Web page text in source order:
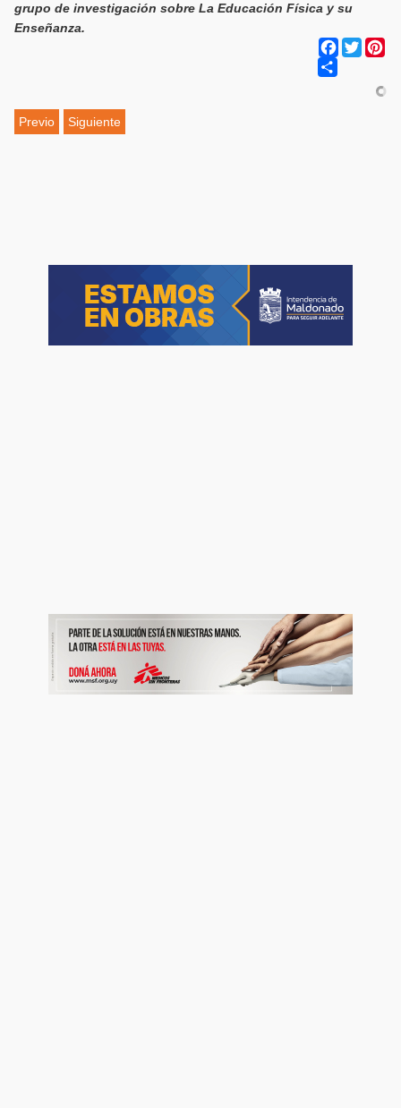
grupo de investigación sobre La Educación Física y su
Enseñanza.
Facebook
Twitter
Previo Siguiente